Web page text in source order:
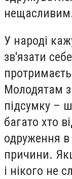
У народі
зв'язати
Молодятам
підсумку –
багато хто
одруження в
причини.
і нікого не